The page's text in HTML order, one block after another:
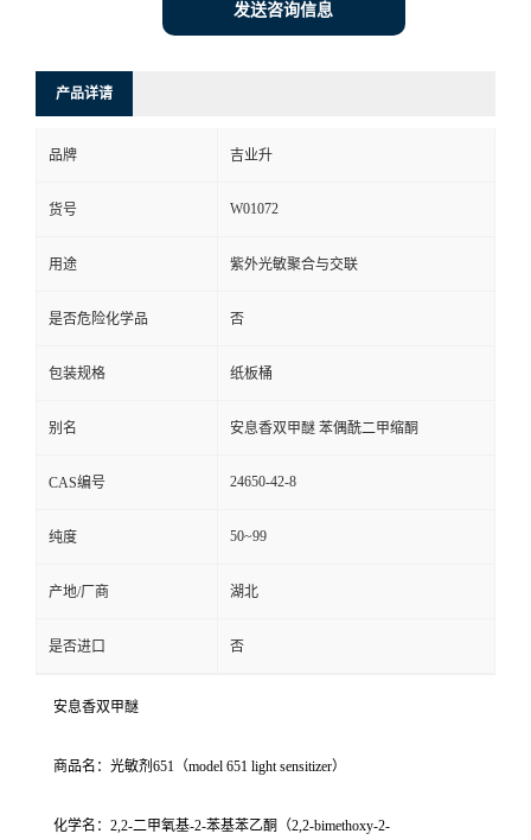
发送咨询信息
产品详请
品牌 吉业升
货号 W01072
用途 紫外光敏聚合与交联
是否危险化学品 否
包装规格 纸板桶
别名 安息香双甲醚 苯偶酰二甲缩酮
CAS编号 24650-42-8
纯度 50~99
产地/厂商 湖北
是否进口 否
安息香双甲醚
商品名：光敏剂651（model 651 light sensitizer）
化学名：2,2-二甲氧基-2-苯基苯乙酮（2,2-bimethoxy-2-